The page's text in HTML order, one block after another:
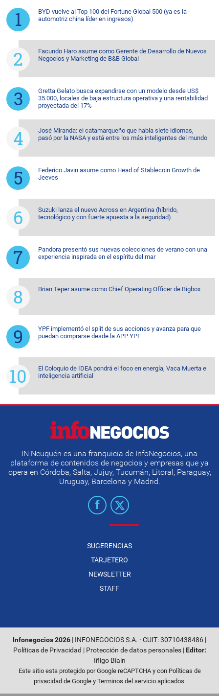
BYD vuelve al Top 100 del Fortune Global 500 (ya es la
automotriz china líder en ingresos)
Facundo Haro asume como Gerente de Desarrollo de Nuevos
Negocios y Marketing de B&B Global
Gretta Gelato busca expandirse con un modelo desde US$
35.000, locales de baja estructura operativa y una rentabilidad
proyectada del 17%
José Miranda: el catamarqueño que habla siete idiomas,
pasó por la NASA y está entre los más inteligentes del mundo
Federico Javin asume como Head of Stablecoin Growth de
Jeeves
Suzuki lanza el nuevo Across en Argentina (híbrido,
tecnológico y con fuerte apuesta a la seguridad)
Pandora presentó sus nuevas colecciones de verano con una
experiencia inspirada en el espíritu del mar
Brian Teper asume como Chief Operating Officer de Bigbox
YPF implementó el split de sus acciones y avanza para que
puedan comprarse desde la APP YPF
El Coloquio de IDEA pondrá el foco en energía, Vaca Muerta e
inteligencia artificial
IN Neuquén es una franquicia de InfoNegocios, una
plataforma de contenidos de negocios y empresas que ya
opera en Córdoba, Salta, Jujuy, Tucumán, Litoral, Paraguay,
Uruguay, Barcelona y Madrid.
SUGERENCIAS
TARJETERO
NEWSLETTER
STAFF
Infonegocios 2026 | INFONEGOCIOS S.A. · CUIT: 30710438486 |
Políticas de Privacidad | Protección de datos personales| Editor:
Iñigo Biain
Este sitio esta protegido por Google reCAPTCHA y con Políticas de
privacidad de Googley Terminos del servicioaplicados.